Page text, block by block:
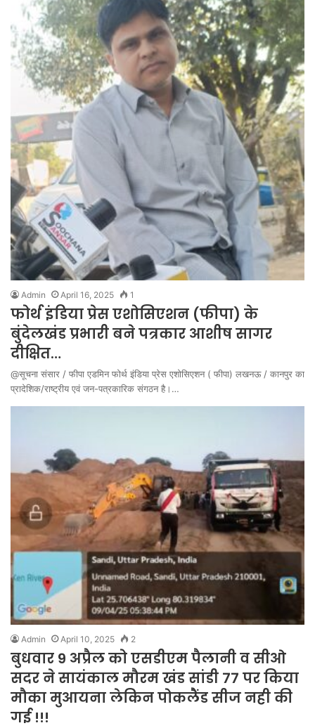
Admin April 16, 2025 1
फोर्थ इंडिया प्रेस एशोसिएशन (फीपा) के
बुंदेलखंड प्रभारी बने पत्रकार आशीष सागर
दीक्षित…
@सूचना संसार / फीपा एडमिन फोर्थ इंडिया प्रेस एशोसिएशन ( फीपा) लखनऊ / कानपुर का
प्रादेशिक/राष्ट्रीय एवं जन-पत्रकारिक संगठन है।…
Admin April 10, 2025 2
बुधवार 9 अप्रैल को एसडीएम पैलानी व सीओ
सदर ने सायंकाल मौरम खंड सांडी 77 पर किया
मौका मुआयना लेकिन पोकलैंड सीज नही की
गई !!!